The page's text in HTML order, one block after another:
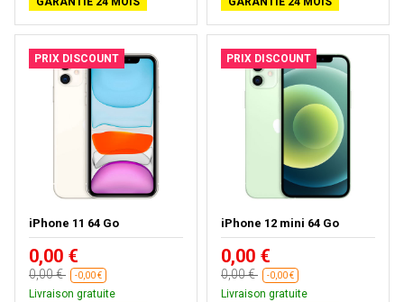
PRIX DISCOUNT
iPhone 11 64 Go
0,00 €
0,00 € -0,00 €
Livraison gratuite
PRIX DISCOUNT
iPhone 12 mini 64 Go
0,00 €
0,00 € -0,00 €
Livraison gratuite